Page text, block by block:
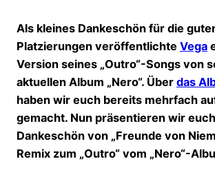
Als kleines Dankeschön für die
Platzierungen veröffentlichte Vega
Version seines „Outro“-Songs von
aktuellen Album „Nero“. Über das
haben wir euch bereits mehrfach
gemacht. Nun präsentieren wir
Dankeschön von „Freunde von
Remix zum „Outro“ vom „Nero“-